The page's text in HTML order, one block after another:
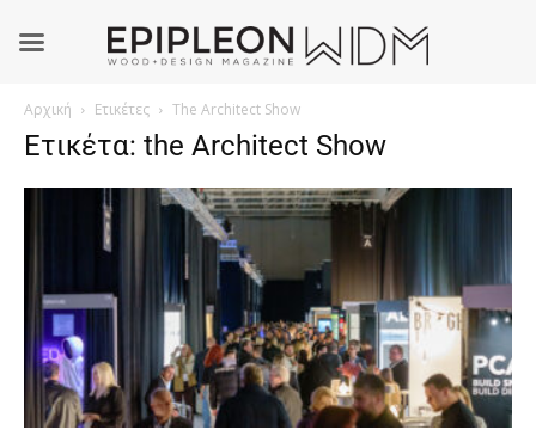
Αρχική Ετικέτες The Architect Show
Ετικέτα: the Architect Show